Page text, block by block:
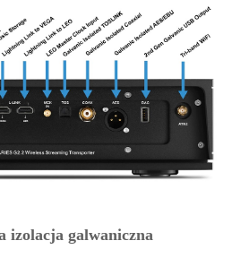
izolacja galwaniczna